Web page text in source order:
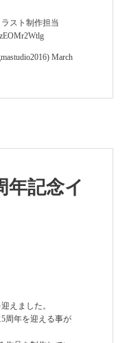
スト制作担当
March
年記念イ
えました。
周年を迎える事が